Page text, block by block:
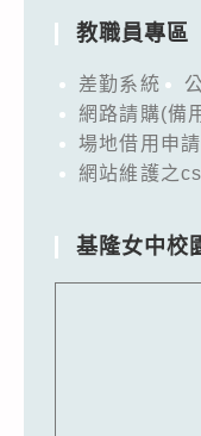
教職員專區
差勤系統
網路請購(備
場地借用申
網站維護之
基隆女中校